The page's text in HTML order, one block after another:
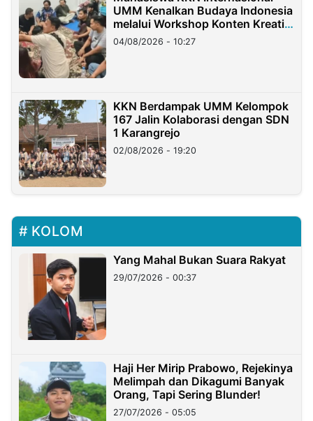
UMM Kenalkan Budaya Indonesia
melalui Workshop Konten Kreatif
di Taiwan
04/08/2026 - 10:27
KKN Berdampak UMM Kelompok
167 Jalin Kolaborasi dengan SDN
1 Karangrejo
02/08/2026 - 19:20
KOLOM
Yang Mahal Bukan Suara Rakyat
29/07/2026 - 00:37
Haji Her Mirip Prabowo, Rejekinya
Melimpah dan Dikagumi Banyak
Orang, Tapi Sering Blunder!
27/07/2026 - 05:05